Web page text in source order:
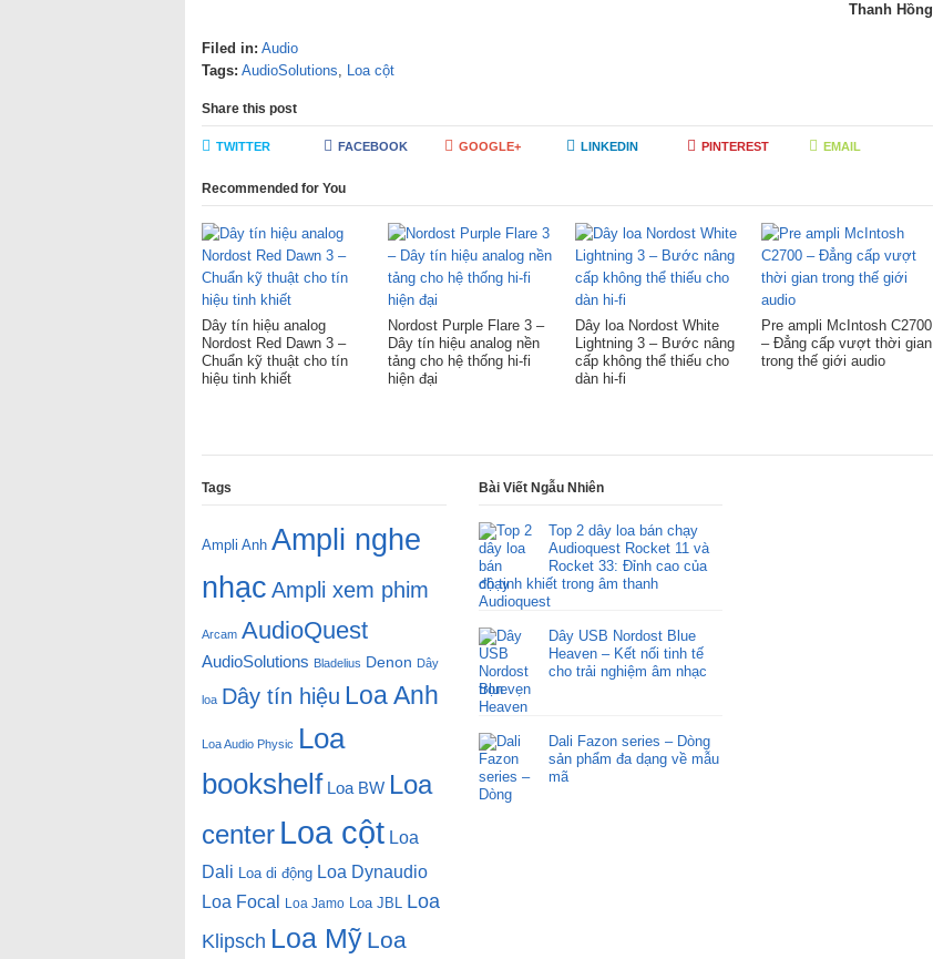
Thanh Hồng
Filed in: Audio
Tags: AudioSolutions, Loa cột
Share this post
TWITTER FACEBOOK GOOGLE+ LINKEDIN PINTEREST EMAIL
Recommended for You
Dây tín hiệu analog
Nordost Red Dawn 3 –
Chuẩn kỹ thuật cho tín
hiệu tinh khiết
Nordost Purple Flare 3 –
Dây tín hiệu analog nền
tảng cho hệ thống hi-fi
hiện đại
Dây loa Nordost White
Lightning 3 – Bước nâng
cấp không thể thiếu cho
dàn hi-fi
Pre ampli McIntosh C2700
– Đẳng cấp vượt thời gian
trong thế giới audio
Tags
Ampli Anh Ampli nghe
nhạc Ampli xem phim
Arcam AudioQuest
AudioSolutions Bladelius Denon Dây
loa Dây tín hiệu Loa Anh
Loa Audio Physic Loa
bookshelf Loa BW Loa
center Loa cột Loa
Dali Loa di động Loa Dynaudio
Loa Focal
Loa Jamo Loa JBL Loa
Klipsch Loa Mỹ Loa
Bài Viết Ngẫu Nhiên
Top 2 dây loa bán chạy
Audioquest Rocket 11 và
Rocket 33: Đỉnh cao của
độ tinh khiết trong âm thanh
Dây USB Nordost Blue
Heaven – Kết nối tinh tế
cho trải nghiệm âm nhạc
trọn vẹn
Dali Fazon series – Dòng
sản phẩm đa dạng về mẫu
mã